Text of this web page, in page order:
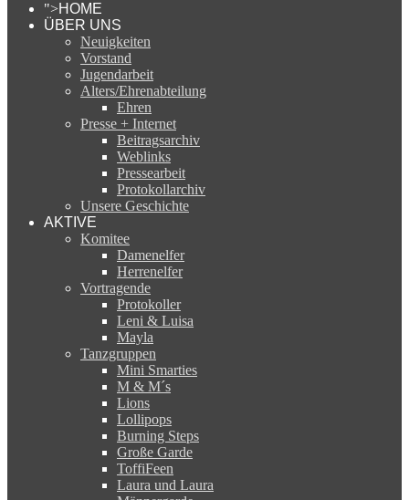
">HOME
ÜBER UNS
Neuigkeiten
Vorstand
Jugendarbeit
Alters/Ehrenabteilung
Ehren
Presse + Internet
Beitragsarchiv
Weblinks
Pressearbeit
Protokollarchiv
Unsere Geschichte
AKTIVE
Komitee
Damenelfer
Herrenelfer
Vortragende
Protokoller
Leni & Luisa
Mayla
Tanzgruppen
Mini Smarties
M & M´s
Lions
Lollipops
Burning Steps
Große Garde
ToffiFeen
Laura und Laura